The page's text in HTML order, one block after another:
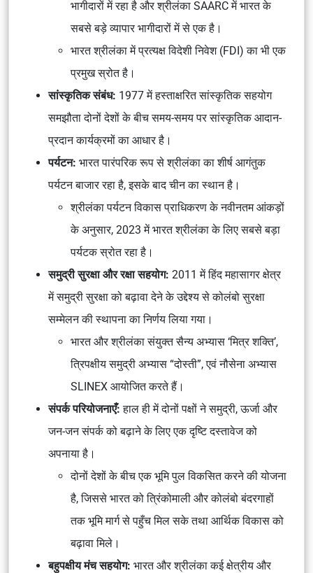
भागीदारों में रहा है और श्रीलंका SAARC में भारत के
सबसे बड़े व्यापार भागीदारों में से एक है।
भारत श्रीलंका में प्रत्यक्ष विदेशी निवेश (FDI) का भी एक
प्रमुख स्रोत है।
सांस्कृतिक संबंध: 1977 में हस्ताक्षरित सांस्कृतिक सहयोग
समझौता दोनों देशों के बीच समय-समय पर सांस्कृतिक आदान-
प्रदान कार्यक्रमों का आधार है।
पर्यटन: भारत पारंपरिक रूप से श्रीलंका का शीर्ष आगंतुक
पर्यटन बाजार रहा है, इसके बाद चीन का स्थान है।
श्रीलंका पर्यटन विकास प्राधिकरण के नवीनतम आंकड़ों
के अनुसार, 2023 में भारत श्रीलंका के लिए सबसे बड़ा
पर्यटक स्रोत रहा है।
समुद्री सुरक्षा और रक्षा सहयोग: 2011 में हिंद महासागर क्षेत्र
में समुद्री सुरक्षा को बढ़ावा देने के उद्देश्य से कोलंबो सुरक्षा
सम्मेलन की स्थापना का निर्णय लिया गया।
भारत और श्रीलंका संयुक्त सैन्य अभ्यास ‘मित्र शक्ति’,
त्रिपक्षीय समुद्री अभ्यास “दोस्ती”, एवं नौसेना अभ्यास
SLINEX आयोजित करते हैं।
संपर्क परियोजनाएँ: हाल ही में दोनों पक्षों ने समुद्री, ऊर्जा और
जन-जन संपर्क को बढ़ाने के लिए एक दृष्टि दस्तावेज को
अपनाया है।
दोनों देशों के बीच एक भूमि पुल विकसित करने की योजना
है, जिससे भारत को त्रिंकोमाली और कोलंबो बंदरगाहों
तक भूमि मार्ग से पहुँच मिल सके तथा आर्थिक विकास को
बढ़ावा मिले।
बहुपक्षीय मंच सहयोग: भारत और श्रीलंका कई क्षेत्रीय और